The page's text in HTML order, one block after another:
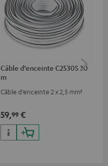
Câble d’enceinte C2530S 30
m
Câble d’enceinte 2 x 2,5 mm²
59,99 €